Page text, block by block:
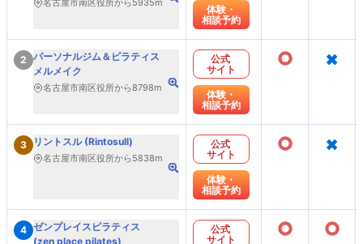
名古屋市南区役所から5935m
体験・
相談予約
2 パーソナルジム＆ピラティス
メルメイク
名古屋市南区役所から8798m
公式
サイト
体験・
相談予約
○ ×
3 リントスル (Rintosull)
名古屋市南区役所から5838m
公式
サイト
体験・
相談予約
○ ×
4 ゼンプレイスピラティス
(zen place pilates)
公式
サイト
○ ○